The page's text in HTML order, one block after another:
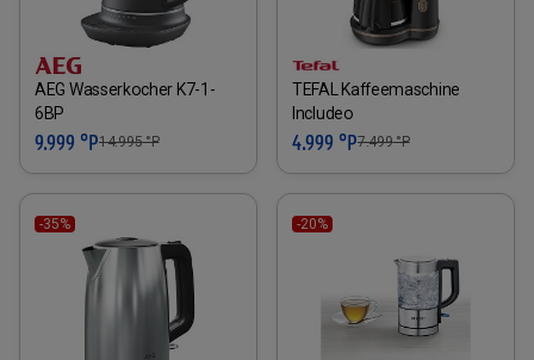
AEG Wasserkocher K7-1-
6BP
9.999 °P14.995°P
TEFAL Kaffeemaschine
Includeo
4.999 °P7.499°P
-35% -20%